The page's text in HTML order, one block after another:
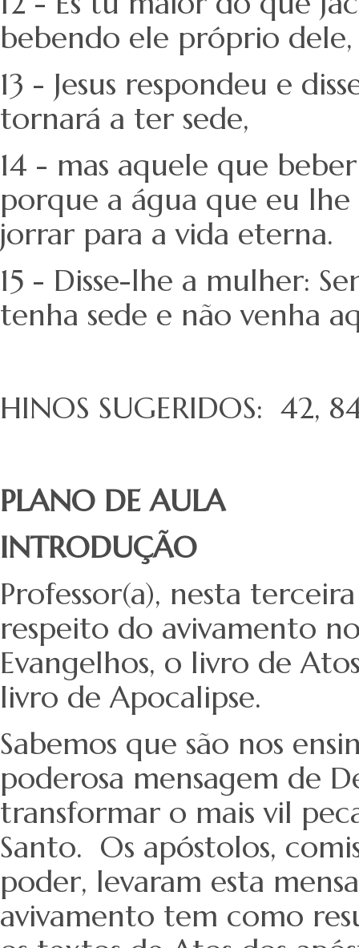
bebendo ele próprio dele,
13 - Jesus respondeu e
tornará a ter sede,
14 - mas aquele que
porque a água que eu
jorrar para a vida eterna.
15 - Disse-lhe a mulher:
tenha sede e não venha
HINOS SUGERIDOS: 42,
PLANO DE AULA
INTRODUÇÃO
Professor(a), nesta
respeito do avivamento
Evangelhos, o livro de
livro de Apocalipse.
Sabemos que são nos
poderosa mensagem de
transformar o mais vil
Santo. Os apóstolos,
poder, levaram esta
avivamento tem como